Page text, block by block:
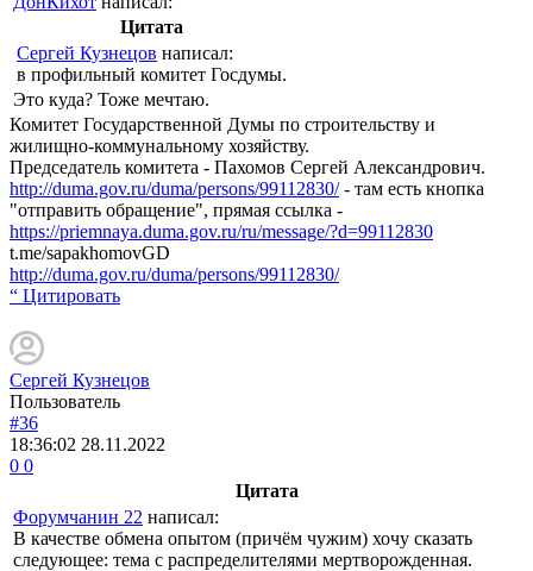
Цитата
Сергей Кузнецов написал:
в профильный комитет Госдумы.
Это куда? Тоже мечтаю.
Комитет Государственной Думы по строительству и
жилищно-коммунальному хозяйству.
Председатель комитета - Пахомов Сергей Александрович.
http://duma.gov.ru/duma/persons/99112830/- там есть кнопка
"отправить обращение", прямая ссылка -
https://priemnaya.duma.gov.ru/ru/message/?d=99112830
t.me/sapakhomovGD
http://duma.gov.ru/duma/persons/99112830/
“ Цитировать
Сергей Кузнецов
Пользователь
#36
18:36:02 28.11.2022
0 0
Цитата
Форумчанин 22 написал:
В качестве обмена опытом (причём чужим) хочу сказать
следующее: тема с распределителями мертворожденная.